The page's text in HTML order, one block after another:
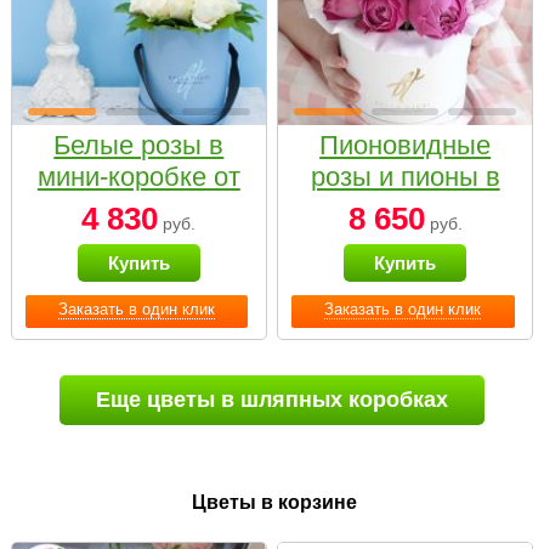
Заказать в один клик
Белые розы в
мини-коробке от
Bella Fiori
4 830 руб.
Купить
Заказать в один клик
Пионовидные
розы и пионы в
белой коробке
Small
8 650руб.
Купить
Еще цветы в шляпных коробках
Цветы в корзине